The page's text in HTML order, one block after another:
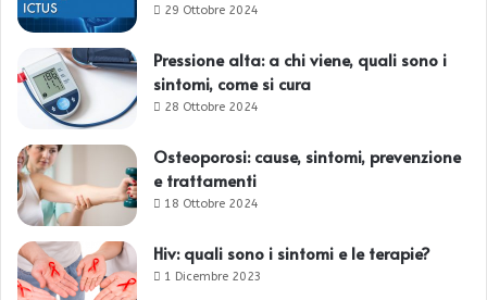
29 Ottobre 2024
Pressione alta: a chi viene, quali sono i
sintomi, come si cura
28 Ottobre 2024
Osteoporosi: cause, sintomi, prevenzione
e trattamenti
18 Ottobre 2024
Hiv: quali sono i sintomi e le terapie?
1 Dicembre 2023